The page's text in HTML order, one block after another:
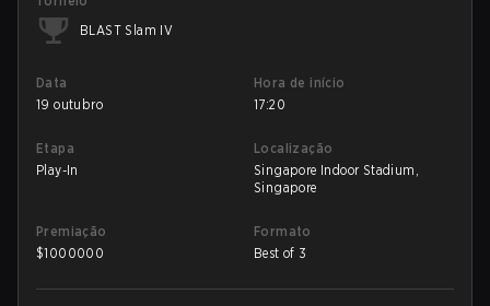
BLAST Slam IV
Data
19 outubro
Hora de início
17:20
Etapa
Play-In
Localização
Singapore Indoor Stadium,
Singapore
Premiação
$1000000
Formato
Best of 3